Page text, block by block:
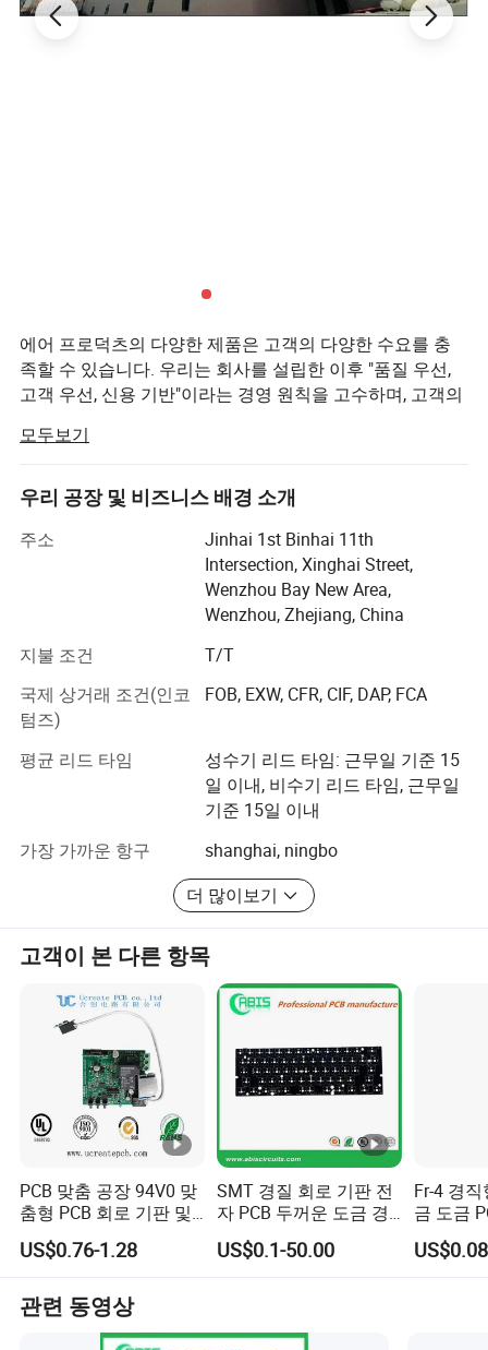
에어 프로덕츠의 다양한 제품은 고객의 다양한 수요를 충
족할 수 있습니다. 우리는 회사를 설립한 이후 "품질 우선,
고객 우선, 신용 기반"이라는 경영 원칙을 고수하며, 고객의
리 회사는 세계 경제의 세계화 추세가 저항할 수 없는 힘으
로 발전한 이후, 승 승의 상황을 실현하기 위해 전 세계 기업
들과 성실히 협력하고자 합니다.
저희 회사는 약 24,000평방미터의 아름다운 빈하이 강에
위치하고 있습니다. 6천만 위안 상당의 고정 자산을 보유하
고 있으며 100개의 고급 장비를 갖추고 있으며, 자격을 갖
춘 엔지니어를 포함하여 총 1200명의 직원이 다양한 고급
설계, 생산 장비 및 테스트 기계를 가지고 있습니다. 연간 출
력은 약 400, 000 평방 미터입니다.
더 많은 것은, 우리는 2002년 초에 동남아시아에 발을 들여
지기 시작한다. 서비스 아이디어의 진실성 기반과 신속한
서비스에 따라 10개 이상의 대도시에 서비스 네트워크를
구축했으며, 기술적 아이디어에 따라 '과학기술'이 첫 번째
하고, 동시에 국내외 신기술을 논의하여 HDI를 향한 새로운
저희는 모든 하이자니 회원들로서, 항상 국내외의 새로운
오래된 고객의 신뢰와 지원에 진심으로 감사하고 있습니
다. 세계 경제가 빠르게 발전하고 있는 지금, 우리는 더 훌륭
한 미래를 만들기 위해 모든 친구들과 협력할 수 있기를 바
랍니다.
모두보기
우리 공장 및 비즈니스 배경 소개
주소
Jinhai 1st Binhai 11th
Intersection, Xinghai Street,
Wenzhou Bay New Area,
Wenzhou, Zhejiang, China
지불 조건
T/T
국제 상거래 조건(인코
텀즈)
FOB, EXW, CFR, CIF, DAP, FCA
평균 리드 타임
성수기 리드 타임: 근무일 기준 15
일 이내, 비수기 리드 타임, 근무일
기준 15일 이내
가장 가까운 항구
shanghai, ningbo
더 많이보기
고객이 본 다른 항목
PCB 맞춤 공장 94V0 맞
춤형 PCB 회로 기판 및
다층 PCB 공급업체
PCBA 조립 침지 금 PCB
US$0.76-1.28
SMT 경질 회로 기판 전
자 PCB 두꺼운 도금 경
질 유연 PCB 소비자 전
자 제품
US$0.1-50.00
Fr-4 경
금 도금
심천 원
기판
조업체
관련 동영상